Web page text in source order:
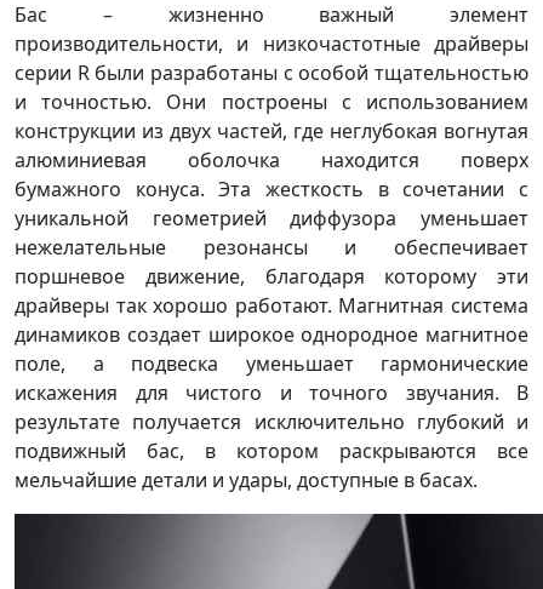
Бас – жизненно важный элемент
производительности, и низкочастотные драйверы
серии R были разработаны с особой тщательностью
и точностью. Они построены с использованием
конструкции из двух частей, где неглубокая вогнутая
алюминиевая оболочка находится поверх
бумажного конуса. Эта жесткость в сочетании с
уникальной геометрией диффузора уменьшает
нежелательные резонансы и обеспечивает
поршневое движение, благодаря которому эти
драйверы так хорошо работают. Магнитная система
динамиков создает широкое однородное магнитное
поле, а подвеска уменьшает гармонические
искажения для чистого и точного звучания. В
результате получается исключительно глубокий и
подвижный бас, в котором раскрываются все
мельчайшие детали и удары, доступные в басах.